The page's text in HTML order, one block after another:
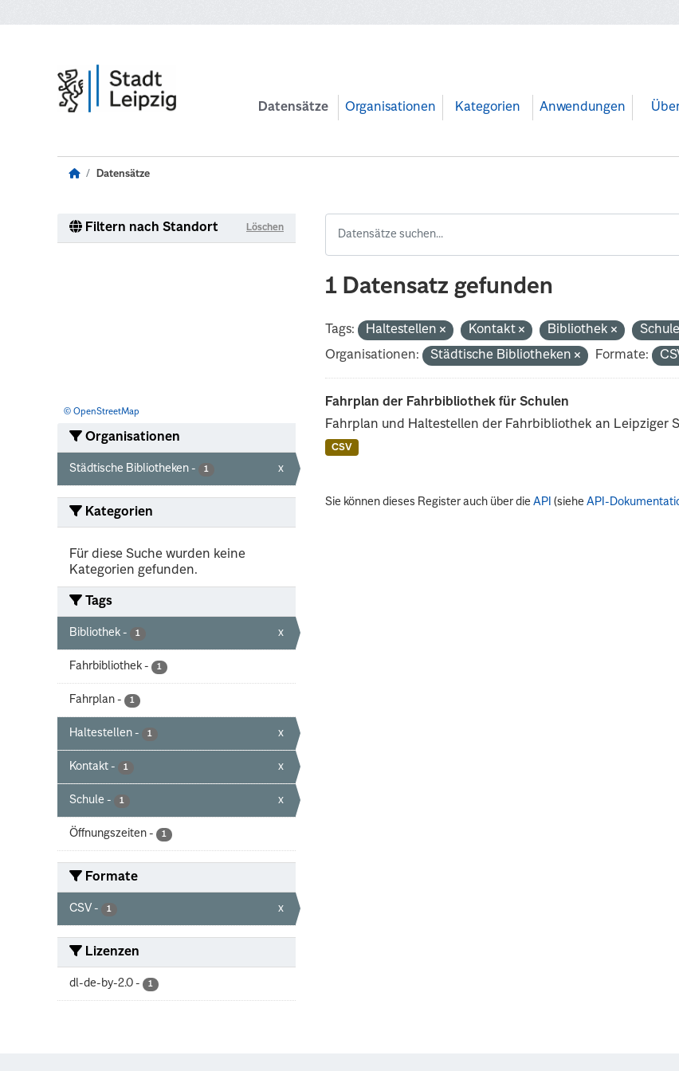
Datensätze Organisationen Kategorien Anwendungen
Datensätze
Filtern nach Standort Löschen
© OpenStreetMap
Organisationen
Städtische Bibliotheken - 1 x
Kategorien
Für diese Suche wurden keine
Kategorien gefunden.
Tags
Bibliothek - 1 x
Fahrbibliothek - 1
Fahrplan - 1
Haltestellen - 1 x
Kontakt - 1 x
Schule - 1 x
Öffnungszeiten - 1
Formate
CSV - 1 x
Lizenzen
dl-de-by-2.0 - 1
1 Datensatz gefunden
Tags: Haltestellen Kontakt Bibliothek
Organisationen:
Städtische Bibliotheken Formate:
Fahrplan der Fahrbibliothek für Schulen
Fahrplan und Haltestellen der Fahrbibliothek an Leipziger
CSV
Sie können dieses Register auch über dieAPI (sieheAPI-